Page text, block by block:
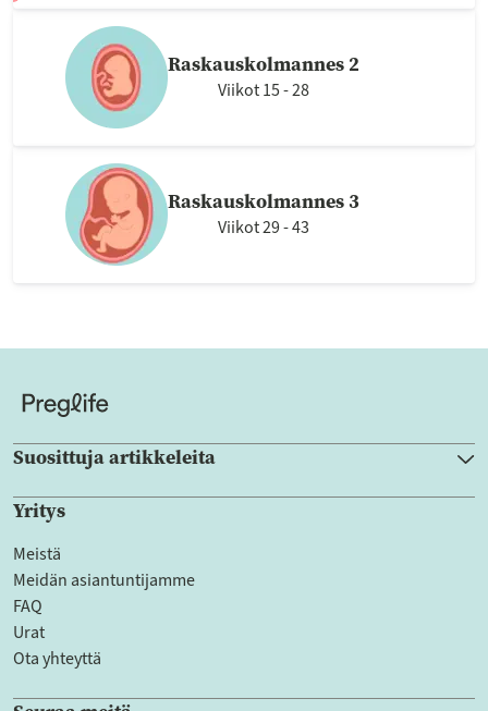
Raskauskolmannes 2
Viikot 15 - 28
Raskauskolmannes 3
Viikot 29 - 43
Suosittuja artikkeleita
Yritys
Meistä
Meidän asiantuntijamme
FAQ
Urat
Ota yhteyttä